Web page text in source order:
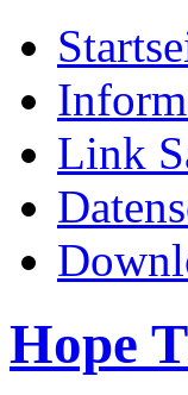
Link
Hope